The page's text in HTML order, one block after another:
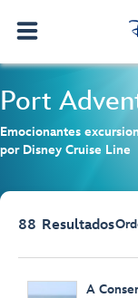
Port
Emocionantes
por Disney Cruise Line
88 Resultados
A